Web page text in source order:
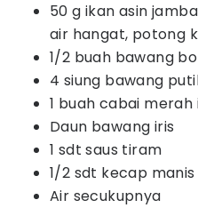
50 g ikan asin
air hangat, potong
1/2 buah bawang
4 siung bawang
1 buah cabai merah
Daun bawang iris
1 sdt saus tiram
1/2 sdt kecap manis
Air secukupnya